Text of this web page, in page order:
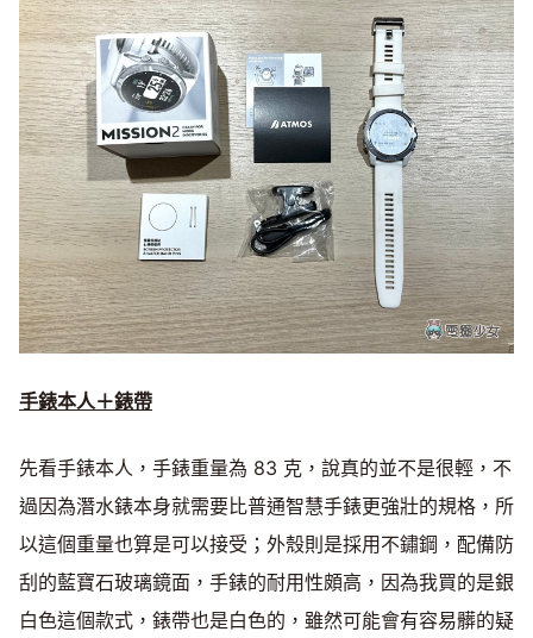
手錶本人＋錶帶
先看手錶本人，手錶重量為 83 克，說真的並不是很輕，不
過因為潛水錶本身就需要比普通智慧手錶更強壯的規格，所
以這個重量也算是可以接受；外殼則是採用不鏽鋼，配備防
刮的藍寶石玻璃鏡面，手錶的耐用性頗高，因為我買的是銀
白色這個款式，錶帶也是白色的，雖然可能會有容易髒的疑